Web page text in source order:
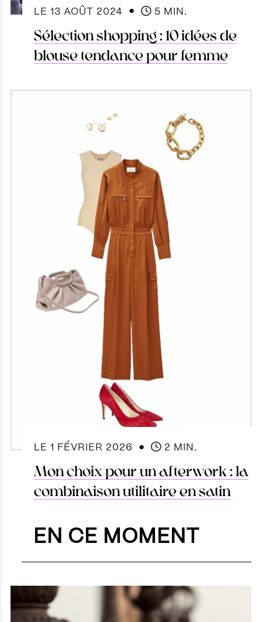
LE 13 AOÛT 2024 ● 5 MIN.
Sélection shopping : 10 idées de
blouse tendance pour femme
LE 1 FÉVRIER 2026 ● 2 MIN.
Mon choix pour un afterwork : la
combinaison utilitaire en satin
EN CE MOMENT